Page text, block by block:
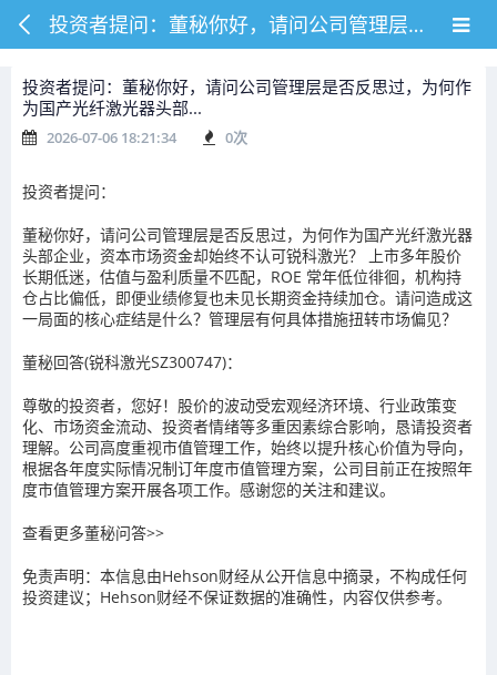
投资者提问：董秘你好，请问公司管理层是否反思过，为何作为国产光纤激光器头部...
投资者提问：董秘你好，请问公司管理层是否反思过，为何作
为国产光纤激光器头部...
2026-07-06 18:21:34 0次
投资者提问：
董秘你好，请问公司管理层是否反思过，为何作为国产光纤激光器
头部企业，资本市场资金却始终不认可锐科激光？ 上市多年股价
长期低迷，估值与盈利质量不匹配，ROE 常年低位徘徊，机构持
仓占比偏低，即便业绩修复也未见长期资金持续加仓。请问造成这
一局面的核心症结是什么？管理层有何具体措施扭转市场偏见？
董秘回答(锐科激光SZ300747)：
尊敬的投资者，您好！股价的波动受宏观经济环境、行业政策变
化、市场资金流动、投资者情绪等多重因素综合影响，恳请投资者
理解。公司高度重视市值管理工作，始终以提升核心价值为导向，
根据各年度实际情况制订年度市值管理方案，公司目前正在按照年
度市值管理方案开展各项工作。感谢您的关注和建议。
查看更多董秘问答>>
免责声明：本信息由Hehson财经从公开信息中摘录，不构成任何
投资建议；Hehson财经不保证数据的准确性，内容仅供参考。